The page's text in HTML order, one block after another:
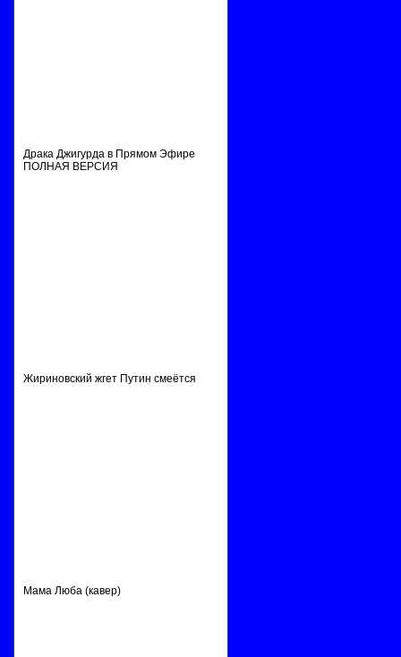
Драка Джигурда в Прямом Эфире
ПОЛНАЯ ВЕРСИЯ
Жириновский жгет Путин смеётся
Мама Люба (кавер)